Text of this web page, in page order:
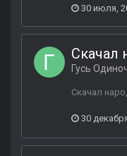
30 июля,
Скачал
Гусь
Скачал
30